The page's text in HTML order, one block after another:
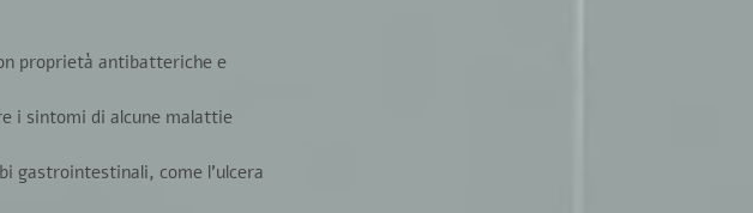
proprietà antibatteriche e
i sintomi di alcune malattie
gastrointestinali, come l’ulcera